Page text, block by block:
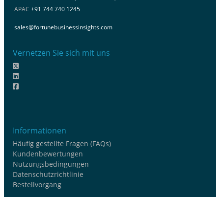
APAC +91 744 740 1245
sales@fortunebusinessinsights.com
Vernetzen Sie sich mit uns
Informationen
Häufig gestellte Fragen (FAQs)
Kundenbewertungen
Nutzungsbedingungen
Datenschutzrichtlinie
Bestellvorgang